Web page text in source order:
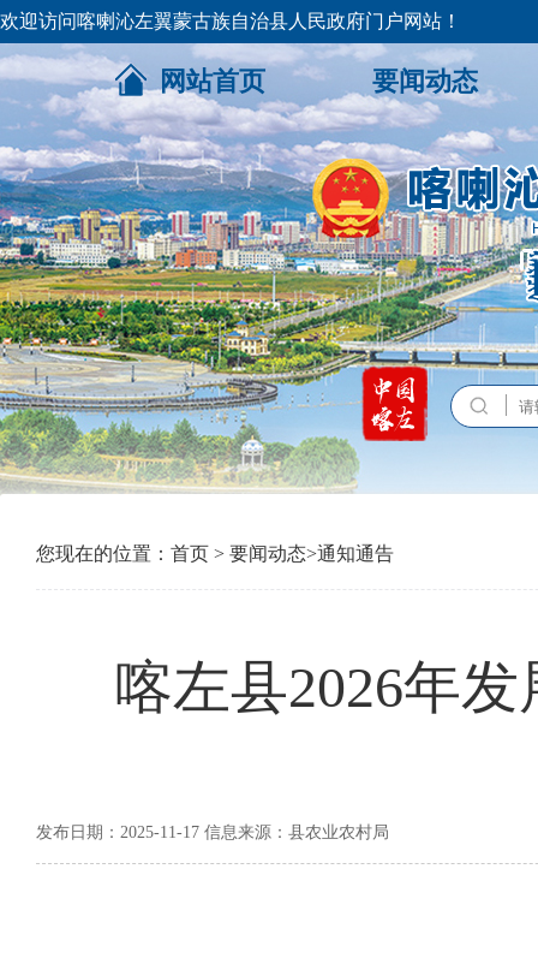
欢迎访问喀喇沁左翼蒙古族自治县人民政府门户网站！
网站首页 要闻动态
您现在的位置： 首页 > 要闻动态>通知通告
喀左县2026年
发布日期：2025-11-17 信息来源：县农业农村局